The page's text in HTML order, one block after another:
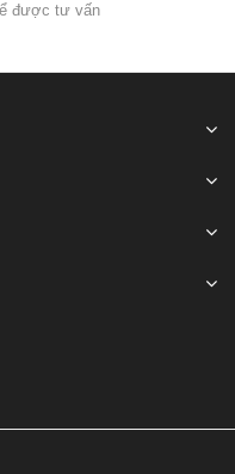
được tư vấn